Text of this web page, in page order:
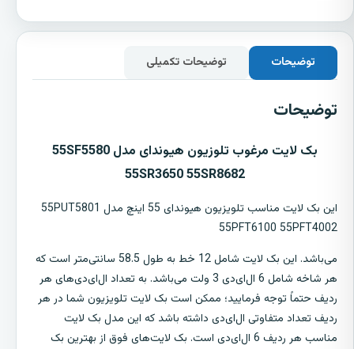
توضیحات توضیحات تکمیلی
توضیحات
بک لایت مرغوب تلوزیون هیوندای مدل 55SF5580
55SR3650 55SR8682
این بک لایت مناسب تلویزیون هیوندای 55 اینچ مدل 55PUT5801
55PFT6100 55PFT4002
می‌باشد. این بک لایت شامل 12 خط به طول 58.5 سانتی‌متر است که
هر شاخه شامل 6 ال‌ای‌دی 3 ولت می‌باشد. به تعداد ال‌ای‌دی‌های هر
ردیف حتماً توجه فرمایید؛ ممکن است بک لایت تلویزیون شما در هر
ردیف تعداد متفاوتی ال‌ای‌دی داشته باشد که این مدل بک لایت
مناسب هر ردیف 6 ال‌ای‌دی است. بک لایت‌های فوق از بهترین بک